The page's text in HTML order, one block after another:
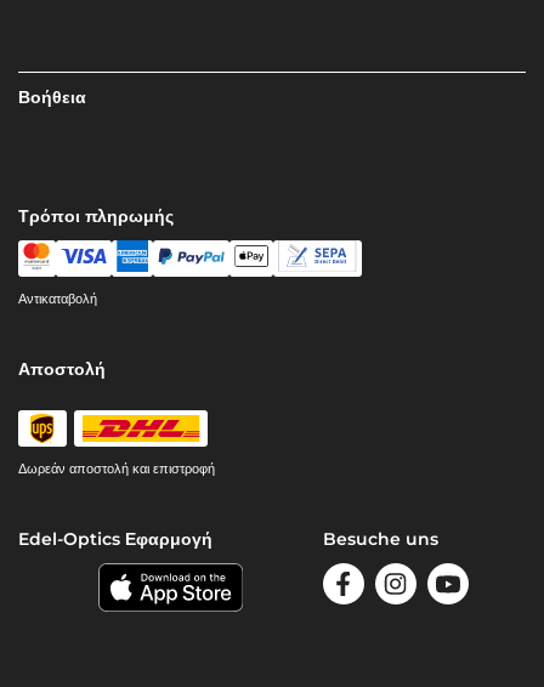
Βοήθεια
Τρόποι πληρωμής
Αντικαταβολή
Αποστολή
Δωρεάν αποστολή και επιστροφή
Edel-Optics Εφαρμογή Besuche uns